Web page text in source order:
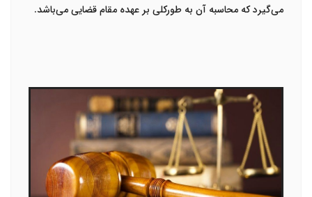
می‌گیرد که محاسبه آن به طورکلی بر عهده مقام قضایی می‌باشد.